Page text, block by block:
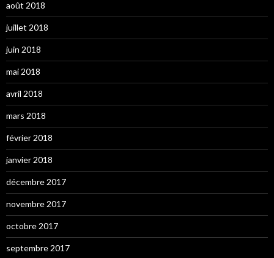
août 2018
juillet 2018
juin 2018
mai 2018
avril 2018
mars 2018
février 2018
janvier 2018
décembre 2017
novembre 2017
octobre 2017
septembre 2017